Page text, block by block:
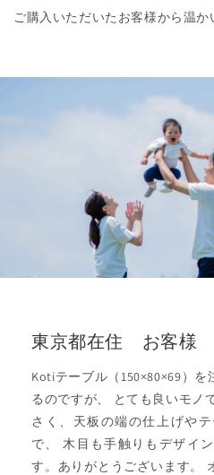
ご購入いただいたお客様から温か
東京都在住 お客様
Kotiテーブル（150×80×69）
るのですが、 とても良いモノ
さく、天板の端の仕上げや
で、 木目も手触りもデザイ
す。ありがとうございます。